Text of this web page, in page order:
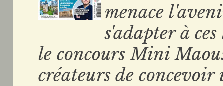
menace
s'adapter à
le concours Mini
créateurs de concevoir